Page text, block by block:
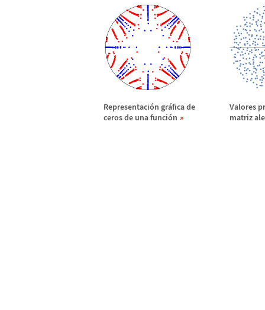
Representación gráfica de
ceros de una función
Valores
matriz